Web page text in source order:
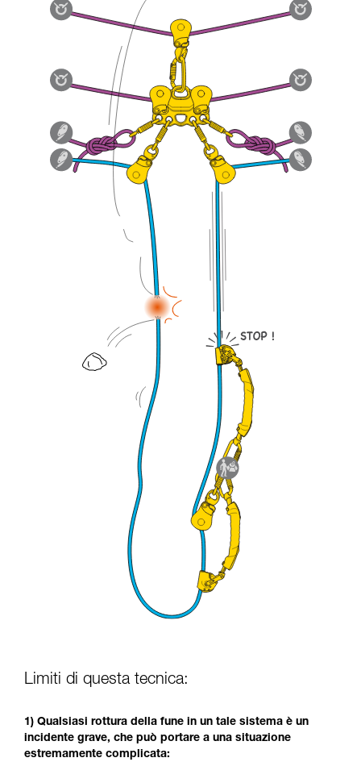
Limiti di questa tecnica:
1) Qualsiasi rottura della fune in un tale sistema è un
incidente grave, che può portare a una situazione
estremamente complicata: